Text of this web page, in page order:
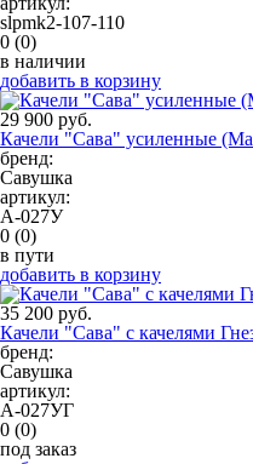
slpmk2-107-110
0 (0)
в наличии
добавить в корзину
29 900 руб.
Качели "Сава" усиленные
бренд:
Савушка
артикул:
A-027У
0 (0)
в пути
добавить в корзину
35 200 руб.
Качели "Сава" с качелями
бренд:
Савушка
артикул:
A-027УГ
0 (0)
под заказ